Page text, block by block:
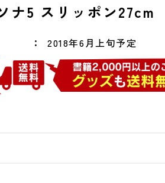
ナ5 スリッポン27cm
2018年6月上旬予定